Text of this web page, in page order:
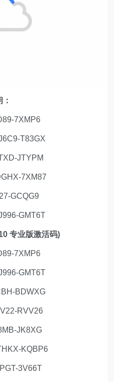
7XMP6
T83GX
JTYPM
7XM87
GCQG9
GMT6T
专业版激活码)
7XMP6
GMT6T
BDWXG
RVV26
JK8XG
KQBP6
3V66T